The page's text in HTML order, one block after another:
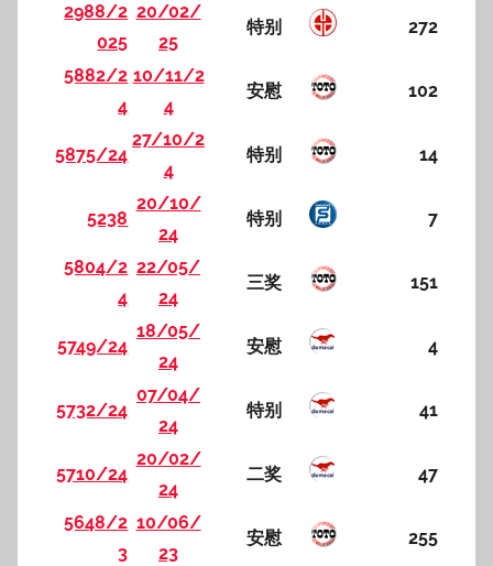
2988/2
025
20/02/
25
特别 272
5882/2
4
10/11/2
4
安慰 102
5875/24
27/10/2
4
特别 14
5238
20/10/
24
特别 7
5804/2
4
22/05/
24
三奖 151
5749/24
18/05/
24
安慰 4
5732/24
07/04/
24
特别 41
5710/24
20/02/
24
二奖 47
5648/2
3
10/06/
23
安慰 255